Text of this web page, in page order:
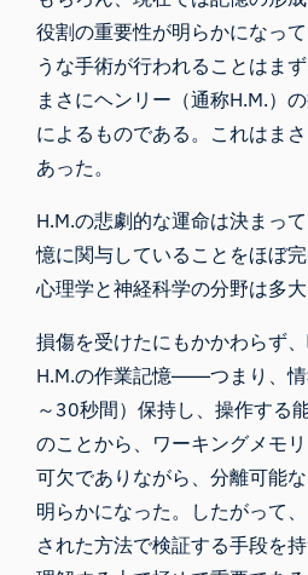
役割の重要性が明らかになっ
うな手術が行われることはま
まさにヘンリー（通称H.M.）
によるものである。これはま
あった。
H.M.の悲劇的な運命は決まっ
憶に関与していることをほぼ
心理学と神経科学の分野は多大
損傷を受けたにもかかわらず
H.M.の作業記憶――つまり、情
～30秒間）保持し、操作す
のことから、ワーキングメモ
可欠でありながら、分離可能
明らかになった。したがって
された方法で検証する手段を